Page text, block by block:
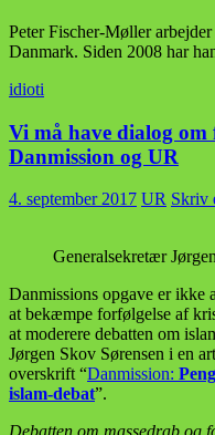
Peter Fischer-Møller
Danmark. Siden 2008 har
idioti
Vi må have dialog om
Danmission og UR
4. september 2017 UR Skriv
Generalsekretær
Danmissions opgave er ikke
at bekæmpe forfølgelse af
at moderere debatten om
Jørgen Skov Sørensen i en
overskrift “Danmission:
islam-debat”.